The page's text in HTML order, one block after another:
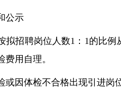
公示
拟招聘岗位人数1：1的比
用自理。
或因体检不合格出现引进岗